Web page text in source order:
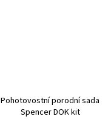
Pohotovostní porodní sada
Spencer DOK kit